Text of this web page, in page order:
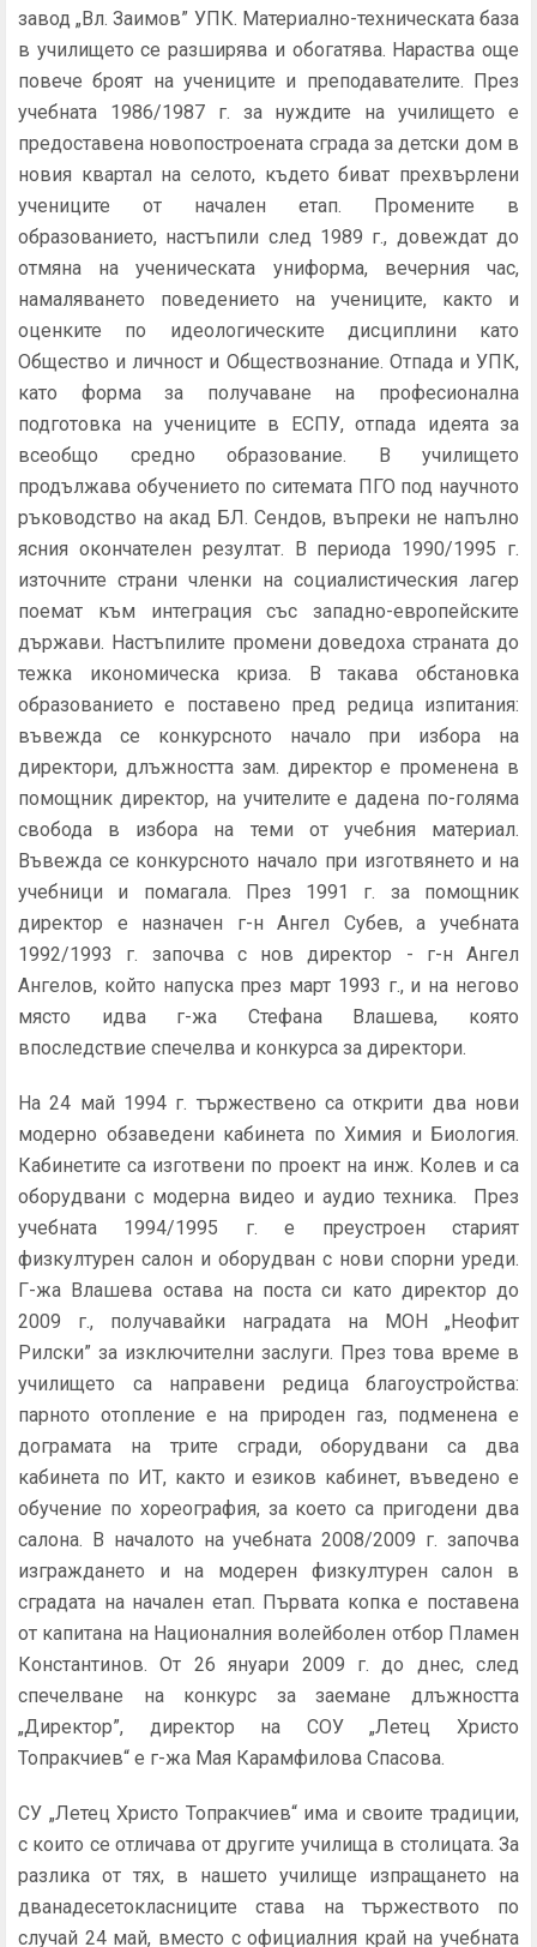
завод „Вл. Заимов” УПК. Материално-техническата база
в училището се разширява и обогатява. Нараства още
повече броят на учениците и преподавателите. През
учебната 1986/1987 г. за нуждите на училището е
предоставена новопостроената сграда за детски дом в
новия квартал на селото, където биват прехвърлени
учениците от начален етап. Промените в
образованието, настъпили след 1989 г., довеждат до
отмяна на ученическата униформа, вечерния час,
намаляването поведението на учениците, както и
оценките по идеологическите дисциплини като
Общество и личност и Обществознание. Отпада и УПК,
като форма за получаване на професионална
подготовка на учениците в ЕСПУ, отпада идеята за
всеобщо средно образование. В училището
продължава обучението по ситемата ПГО под научното
ръководство на акад БЛ. Сендов, въпреки не напълно
ясния окончателен резултат. В периода 1990/1995 г.
източните страни членки на социалистическия лагер
поемат към интеграция със западно-европейските
държави. Настъпилите промени доведоха страната до
тежка икономическа криза. В такава обстановка
образованието е поставено пред редица изпитания:
въвежда се конкурсното начало при избора на
директори, длъжността зам. директор е променена в
помощник директор, на учителите е дадена по-голяма
свобода в избора на теми от учебния материал.
Въвежда се конкурсното начало при изготвянето и на
учебници и помагала. През 1991 г. за помощник
директор е назначен г-н Ангел Субев, а учебната
1992/1993 г. започва с нов директор - г-н Ангел
Ангелов, който напуска през март 1993 г., и на негово
място идва г-жа Стефана Влашева, която
впоследствие спечелва и конкурса за директори.
На 24 май 1994 г. тържествено са открити два нови
модерно обзаведени кабинета по Химия и Биология.
Кабинетите са изготвени по проект на инж. Колев и са
оборудвани с модерна видео и аудио техника. През
учебната 1994/1995 г. е преустроен старият
физкултурен салон и оборудван с нови спорни уреди.
Г-жа Влашева остава на поста си като директор до
2009 г., получавайки наградата на МОН „Неофит
Рилски” за изключителни заслуги. През това време в
училището са направени редица благоустройства:
парното отопление е на природен газ, подменена е
дограмата на трите сгради, оборудвани са два
кабинета по ИТ, както и езиков кабинет, въведено е
обучение по хореография, за което са пригодени два
салона. В началото на учебната 2008/2009 г. започва
изграждането и на модерен физкултурен салон в
сградата на начален етап. Първата копка е поставена
от капитана на Националния волейболен отбор Пламен
Константинов. От 26 януари 2009 г. до днес, след
спечелване на конкурс за заемане длъжността
„Директор”, директор на СОУ „Летец Христо
Топракчиев“ е г-жа Мая Карамфилова Спасова.
СУ „Летец Христо Топракчиев“ има и своите традиции,
с които се отличава от другите училища в столицата. За
разлика от тях, в нашето училище изпращането на
дванадесетокласниците става на тържеството по
случай 24 май, вместо с официалния край на учебната